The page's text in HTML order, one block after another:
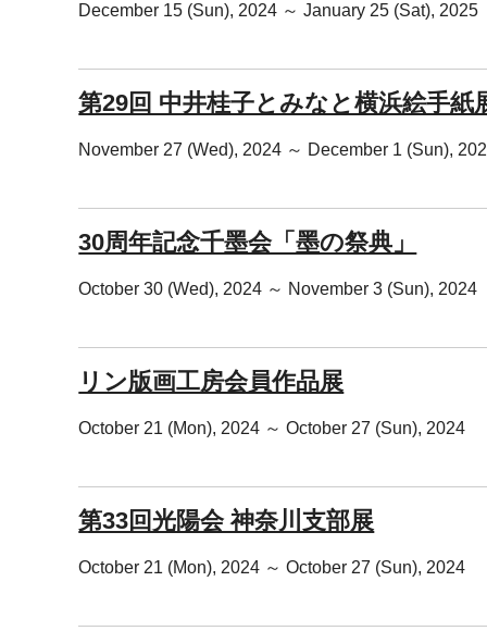
December 15 (Sun), 2024 ～ January 25 (Sat), 2025
第29回 中井桂子とみなと横浜絵手紙
November 27 (Wed), 2024 ～ December 1 (Sun),
30周年記念千墨会「墨の祭典」
October 30 (Wed), 2024 ～ November 3 (Sun), 2024
リン版画工房会員作品展
October 21 (Mon), 2024 ～ October 27 (Sun), 2024
第33回光陽会 神奈川支部展
October 21 (Mon), 2024 ～ October 27 (Sun), 2024